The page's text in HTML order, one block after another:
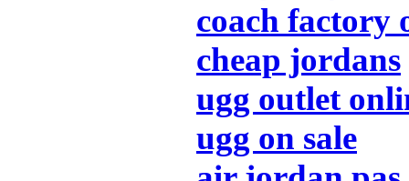
coach factory
cheap jordans
ugg outlet
ugg on sale